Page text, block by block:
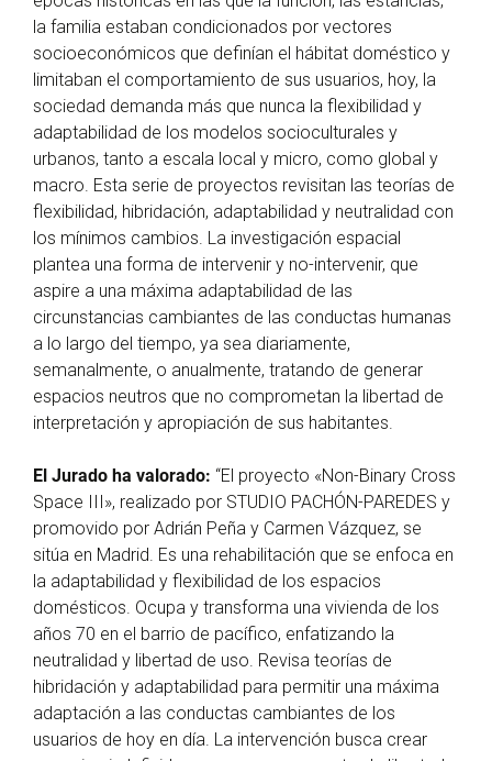
la familia estaban condicionados por vectores
socioeconómicos que definían el hábitat doméstico y
limitaban el comportamiento de sus usuarios, hoy, la
sociedad demanda más que nunca la flexibilidad y
adaptabilidad de los modelos socioculturales y
urbanos, tanto a escala local y micro, como global y
macro. Esta serie de proyectos revisitan las teorías de
flexibilidad, hibridación, adaptabilidad y neutralidad con
los mínimos cambios. La investigación espacial
plantea una forma de intervenir y no-intervenir, que
aspire a una máxima adaptabilidad de las
circunstancias cambiantes de las conductas humanas
a lo largo del tiempo, ya sea diariamente,
semanalmente, o anualmente, tratando de generar
espacios neutros que no comprometan la libertad de
interpretación y apropiación de sus habitantes.
El Jurado ha valorado: “El proyecto «Non-Binary Cross
Space III», realizado por STUDIO PACHÓN-PAREDES y
promovido por Adrián Peña y Carmen Vázquez, se
sitúa en Madrid. Es una rehabilitación que se enfoca en
la adaptabilidad y flexibilidad de los espacios
domésticos. Ocupa y transforma una vivienda de los
años 70 en el barrio de pacífico, enfatizando la
neutralidad y libertad de uso. Revisa teorías de
hibridación y adaptabilidad para permitir una máxima
adaptación a las conductas cambiantes de los
usuarios de hoy en día. La intervención busca crear